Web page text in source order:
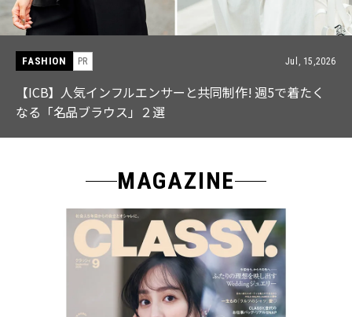
FASHION PR Jul, 15,2026
【ICB】人気インフルエンサーと共同制作! 週5で着たく
なる「名品ブラウス」２選
MAGAZINE